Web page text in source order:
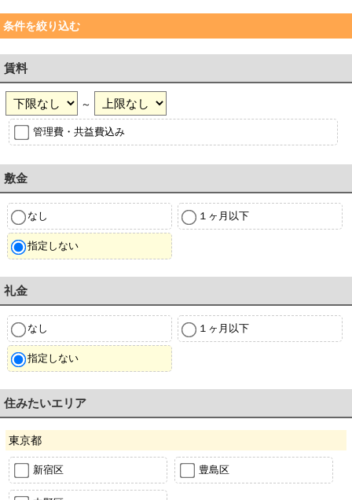
条件を絞り込む
賃料
～
管理費・共益費込み
敷金
なし １ヶ月以下
指定しない
礼金
なし １ヶ月以下
指定しない
住みたいエリア
東京都
新宿区 豊島区